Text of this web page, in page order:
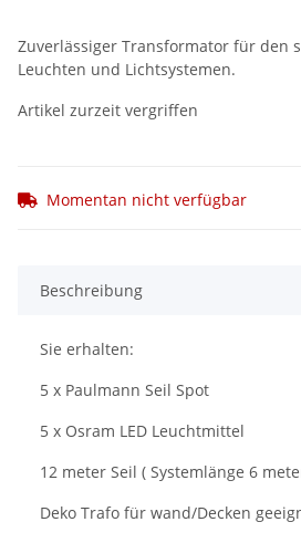
Zuverlässiger Transformator für den
Leuchten und Lichtsystemen.
Artikel zurzeit vergriffen
Momentan nicht verfügbar
Beschreibung
Sie erhalten:
5 x Paulmann Seil Spot
5 x Osram LED Leuchtmittel
12 meter Seil ( Systemlänge 6
Deko Trafo für wand/Decken